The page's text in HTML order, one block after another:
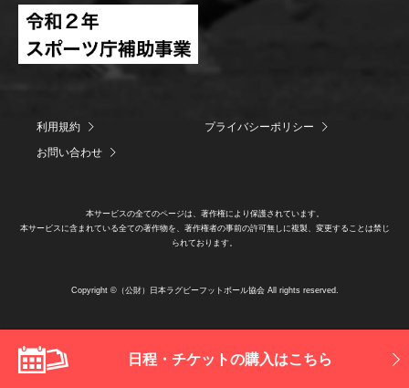
日程・チケットの購入はこちら
利用規約
プライバシーポリシー
お問い合わせ
本サービスの全てのページは、著作権により保護されています。
本サービスに含まれている全ての著作物を、著作権者の事前の許可無しに複製、変更することは禁じ
られております。
Copyright ©（公財）日本ラグビーフットボール協会 All rights reserved.